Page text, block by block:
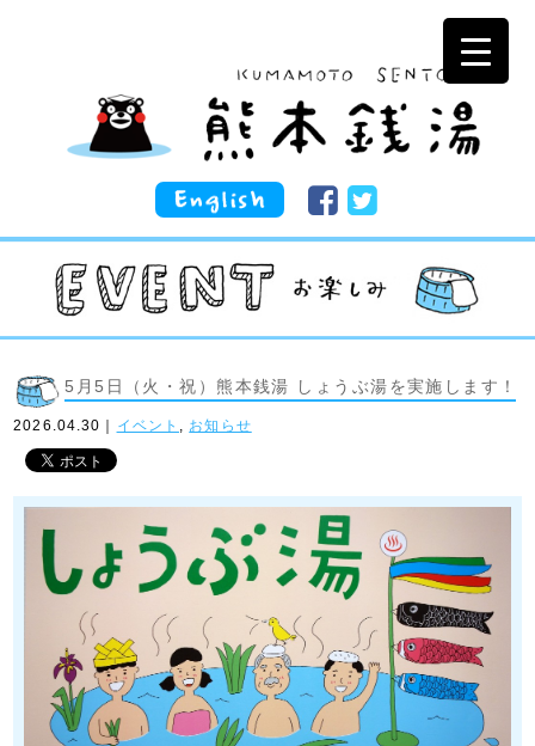
5月5日（火・祝）熊本銭湯 しょうぶ湯を実施します！
2026.04.30｜ イベント お知らせ